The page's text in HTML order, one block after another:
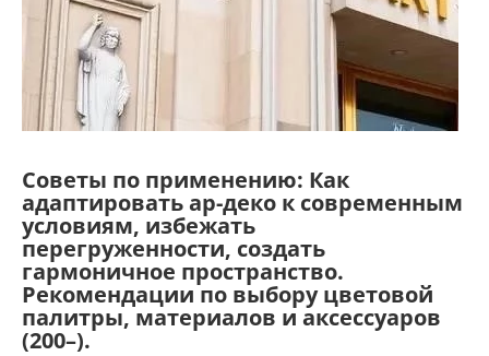
Советы по применению: Как
адаптировать ар-деко к современным
условиям, избежать
перегруженности, создать
гармоничное пространство.
Рекомендации по выбору цветовой
палитры, материалов и аксессуаров
(200–).